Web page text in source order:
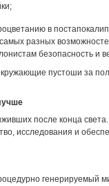
в
разных
безопасность
пустоши за
после конца
исследования и
генерируемый